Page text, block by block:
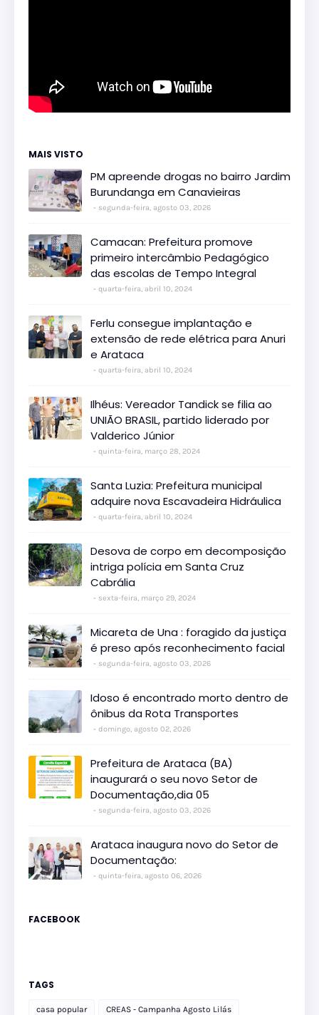
MAIS VISTO
PM apreende drogas no bairro Jardim
Burundanga em Canavieiras
segunda-feira, agosto 03, 2026
Camacan: Prefeitura promove
primeiro intercâmbio Pedagógico
das escolas de Tempo Integral
quarta-feira, abril 10, 2024
Ferlu consegue implantação e
extensão de rede elétrica para Anuri
e Arataca
quarta-feira, abril 10, 2024
Ilhéus: Vereador Tandick se filia ao
UNIÃO BRASIL, partido liderado por
Valderico Júnior
quinta-feira, março 28, 2024
Santa Luzia: Prefeitura municipal
adquire nova Escavadeira Hidráulica
quarta-feira, abril 10, 2024
Desova de corpo em decomposição
intriga polícia em Santa Cruz
Cabrália
sexta-feira, março 29, 2024
Micareta de Una : foragido da justiça
é preso após reconhecimento facial
segunda-feira, agosto 03, 2026
Idoso é encontrado morto dentro de
ônibus da Rota Transportes
domingo, agosto 02, 2026
Prefeitura de Arataca (BA)
inaugurará o seu novo Setor de
Documentação,dia 05
segunda-feira, agosto 03, 2026
Arataca inaugura novo do Setor de
Documentação:
quinta-feira, agosto 06, 2026
FACEBOOK
TAGS
casa popular CREAS - Campanha Agosto Lilás